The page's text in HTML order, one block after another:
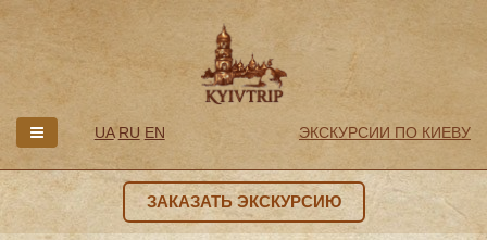
UA RU EN ЭКСКУРСИИ ПО КИЕВУ
ЗАКАЗАТЬ ЭКСКУРСИЮ